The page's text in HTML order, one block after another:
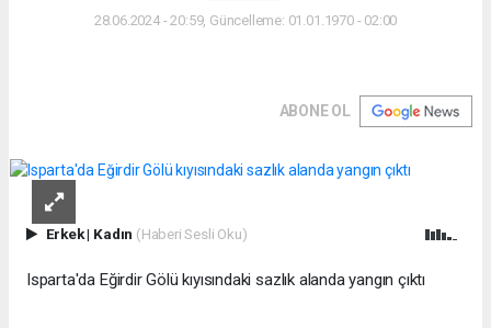
28.06.2024 - 20:59, Güncelleme: 01.01.1970 - 02:00
ABONE OL
Erkek| Kadın (Haberi Sesli Oku)
Isparta'da Eğirdir Gölü kıyısındaki sazlık alanda yangın çıktı